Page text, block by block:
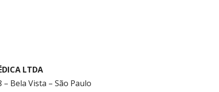
LTDA
Bela Vista – São Paulo